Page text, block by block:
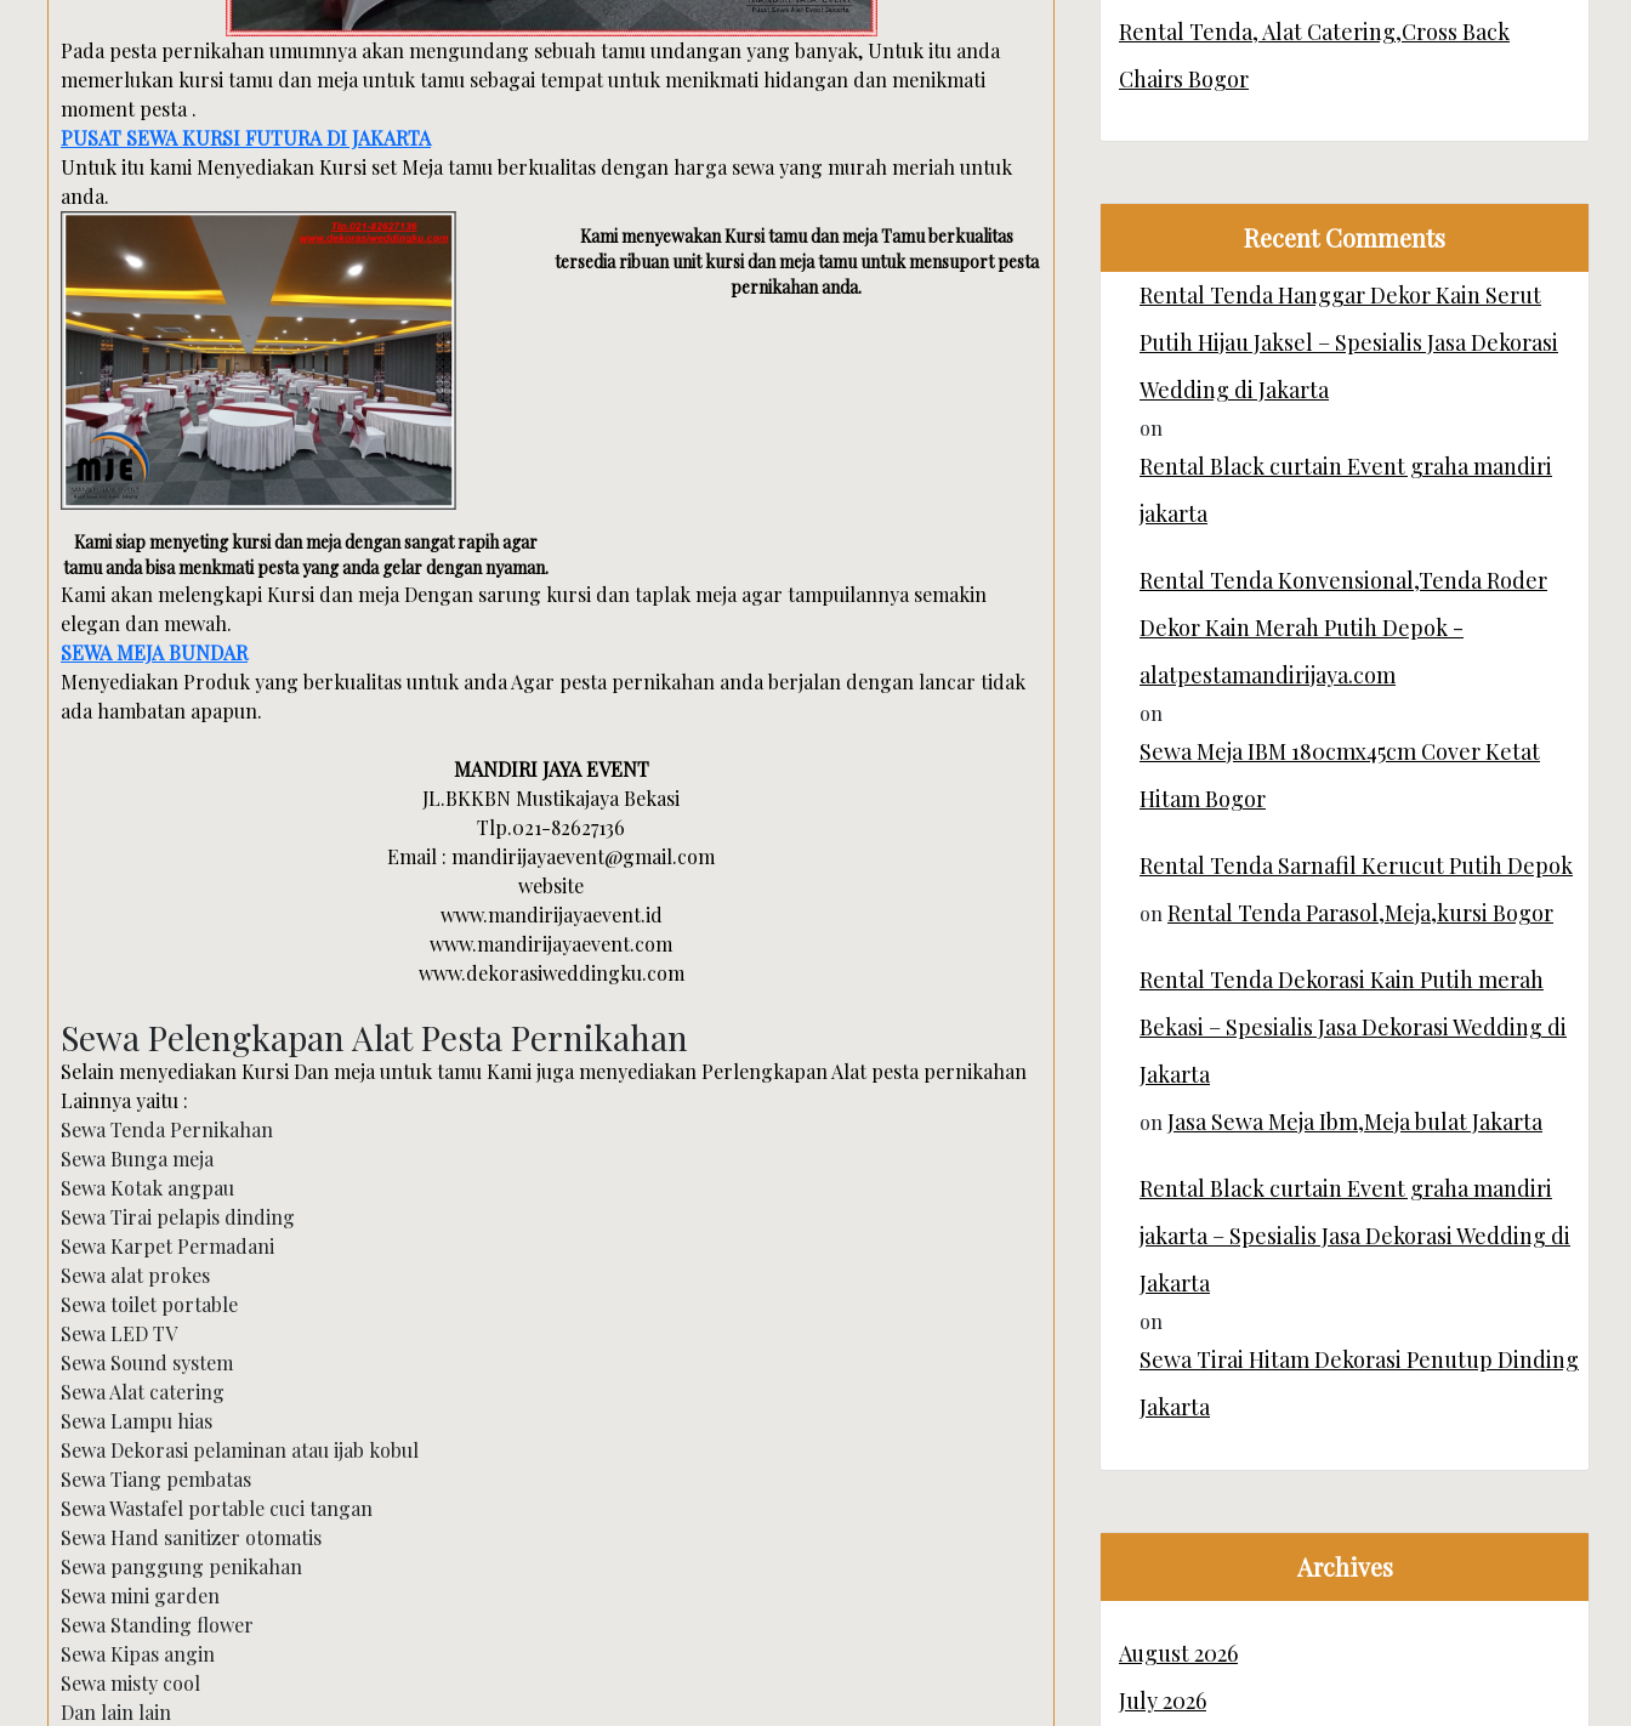
Pada pesta pernikahan umumnya akan mengundang sebuah tamu undangan yang banyak, Untuk itu anda
memerlukan kursi tamu dan meja untuk tamu sebagai tempat untuk menikmati hidangan dan menikmati
moment pesta .
PUSAT SEWA KURSI FUTURA DI JAKARTA
Untuk itu kami Menyediakan Kursi set Meja tamu berkualitas dengan harga sewa yang murah meriah untuk
anda.
Kami siap menyeting kursi dan meja dengan sangat rapih agar
tamu anda bisa menkmati pesta yang anda gelar dengan nyaman.
Kami menyewakan Kursi tamu dan meja Tamu berkualitas
tersedia ribuan unit kursi dan meja tamu untuk mensuport pesta
pernikahan anda.
Kami akan melengkapi Kursi dan meja Dengan sarung kursi dan taplak meja agar tampuilannya semakin
elegan dan mewah.
SEWA MEJA BUNDAR
Menyediakan Produk yang berkualitas untuk anda Agar pesta pernikahan anda berjalan dengan lancar tidak
ada hambatan apapun.
MANDIRI JAYA EVENT
JL.BKKBN Mustikajaya Bekasi
Tlp.021-82627136
Email : mandirijayaevent@gmail.com
website
www.mandirijayaevent.id
www.mandirijayaevent.com
www.dekorasiweddingku.com
Sewa Pelengkapan Alat Pesta Pernikahan
Selain menyediakan Kursi Dan meja untuk tamu Kami juga menyediakan Perlengkapan Alat pesta pernikahan
Lainnya yaitu :
Sewa Tenda Pernikahan
Sewa Bunga meja
Sewa Kotak angpau
Sewa Tirai pelapis dinding
Sewa Karpet Permadani
Sewa alat prokes
Sewa toilet portable
Sewa LED TV
Sewa Sound system
Sewa Alat catering
Sewa Lampu hias
Sewa Dekorasi pelaminan atau ijab kobul
Sewa Tiang pembatas
Sewa Wastafel portable cuci tangan
Sewa Hand sanitizer otomatis
Sewa panggung penikahan
Sewa mini garden
Sewa Standing flower
Sewa Kipas angin
Sewa misty cool
Dan lain lain
Rental Tenda, Alat Catering,Cross Back
Chairs Bogor
Recent Comments
Rental Tenda Hanggar Dekor Kain Serut
Putih Hijau Jaksel – Spesialis Jasa Dekorasi
Wedding di Jakarta
on
Rental Black curtain Event graha mandiri
jakarta
Rental Tenda Konvensional,Tenda Roder
Dekor Kain Merah Putih Depok -
alatpestamandirijaya.com
on
Sewa Meja IBM 180cmx45cm Cover Ketat
Hitam Bogor
Rental Tenda Sarnafil Kerucut Putih Depok
on Rental Tenda Parasol,Meja,kursi Bogor
Rental Tenda Dekorasi Kain Putih merah
Bekasi – Spesialis Jasa Dekorasi Wedding di
Jakarta
on Jasa Sewa Meja Ibm,Meja bulat Jakarta
Rental Black curtain Event graha mandiri
jakarta – Spesialis Jasa Dekorasi Wedding di
Jakarta
on
Sewa Tirai Hitam Dekorasi Penutup Dinding
Jakarta
Archives
August 2026
July 2026